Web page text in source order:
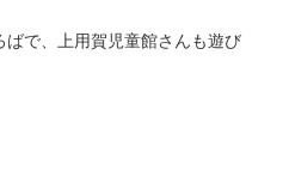
で、上用賀児童館さんも遊び